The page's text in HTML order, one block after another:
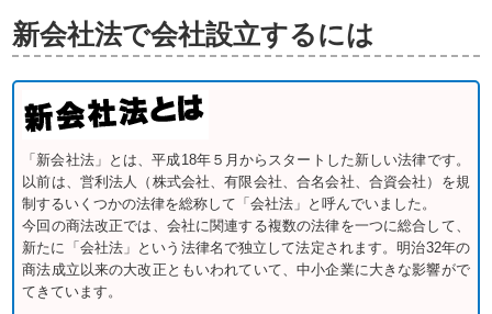
新会社法で会社設立するには
「新会社法」とは、平成18年５月からスタートした新しい法律です。
以前は、営利法人（株式会社、有限会社、合名会社、合資会社）を規
制するいくつかの法律を総称して「会社法」と呼んでいました。
今回の商法改正では、会社に関連する複数の法律を一つに総合して、
新たに「会社法」という法律名で独立して法定されます。明治32年の
商法成立以来の大改正ともいわれていて、中小企業に大きな影響がで
てきています。